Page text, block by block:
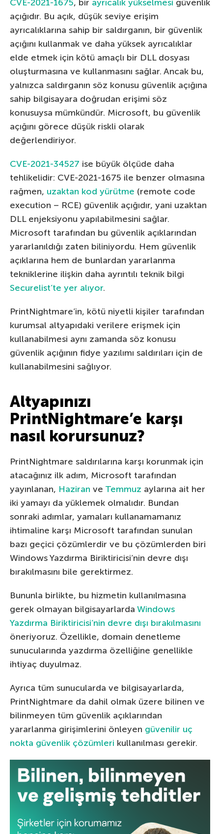
CVE-2021-1675, bir ayrıcalık yükselmesi güvenlik
açığıdır. Bu açık, düşük seviye erişim
ayrıcalıklarına sahip bir saldırganın, bir güvenlik
açığını kullanmak ve daha yüksek ayrıcalıklar
elde etmek için kötü amaçlı bir DLL dosyası
oluşturmasına ve kullanmasını sağlar. Ancak bu,
yalnızca saldırganın söz konusu güvenlik açığına
sahip bilgisayara doğrudan erişimi söz
konusuysa mümkündür. Microsoft, bu güvenlik
açığını görece düşük riskli olarak
değerlendiriyor.
CVE-2021-34527 ise büyük ölçüde daha
tehlikelidir: CVE-2021-1675 ile benzer olmasına
rağmen, uzaktan kod yürütme (remote code
execution – RCE) güvenlik açığıdır, yani uzaktan
DLL enjeksiyonu yapılabilmesini sağlar.
Microsoft tarafından bu güvenlik açıklarından
yararlanıldığı zaten biliniyordu. Hem güvenlik
açıklarına hem de bunlardan yararlanma
tekniklerine ilişkin daha ayrıntılı teknik bilgi
Securelist’te yer alıyor.
PrintNightmare’in, kötü niyetli kişiler tarafından
kurumsal altyapıdaki verilere erişmek için
kullanabilmesi aynı zamanda söz konusu
güvenlik açığının fidye yazılımı saldırıları için de
kullanabilmesini sağlıyor.
Altyapınızı
PrintNightmare’e karşı
nasıl korursunuz?
PrintNightmare saldırılarına karşı korunmak için
atacağınız ilk adım, Microsoft tarafından
yayınlanan, Haziran ve Temmuz aylarına ait her
iki yamayı da yüklemek olmalıdır. Bundan
sonraki adımlar, yamaları kullanamamanız
ihtimaline karşı Microsoft tarafından sunulan
bazı geçici çözümlerdir ve bu çözümlerden biri
Windows Yazdırma Biriktiricisi’nin devre dışı
bırakılmasını bile gerektirmez.
Bununla birlikte, bu hizmetin kullanılmasına
gerek olmayan bilgisayarlarda Windows
Yazdırma Biriktiricisi’nin devre dışı bırakılmasını
öneriyoruz. Özellikle, domain denetleme
sunucularında yazdırma özelliğine genellikle
ihtiyaç duyulmaz.
Ayrıca tüm sunucularda ve bilgisayarlarda,
PrintNightmare da dahil olmak üzere bilinen ve
bilinmeyen tüm güvenlik açıklarından
yararlanma girişimlerini önleyen güvenilir uç
nokta güvenlik çözümleri kullanılması gerekir.